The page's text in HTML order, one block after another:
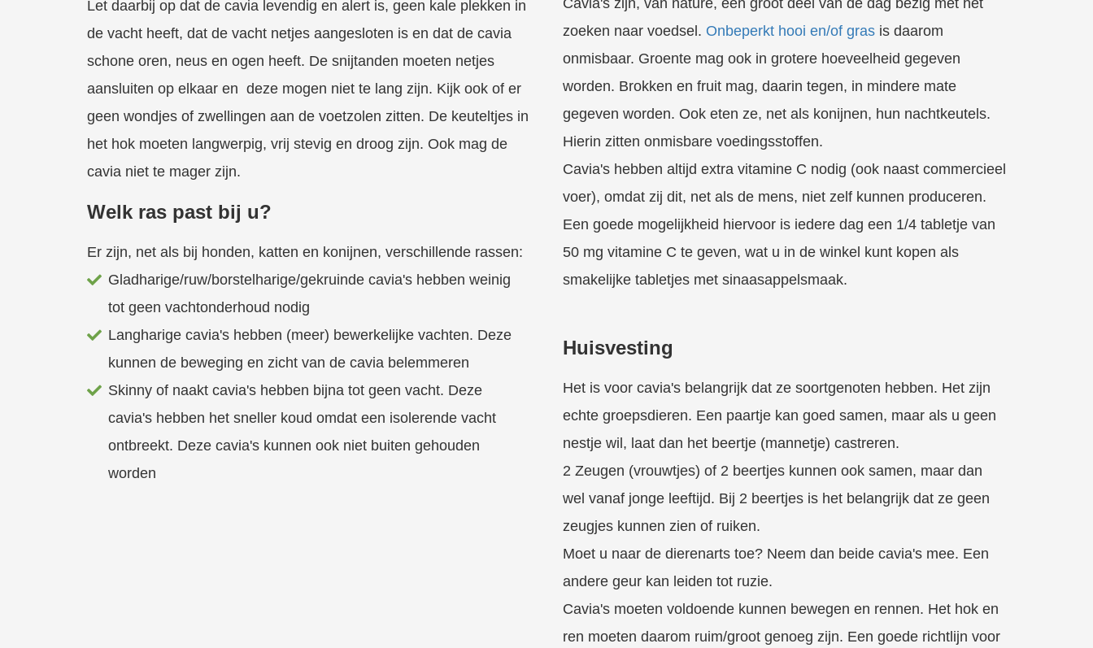
Let daarbij op dat de cavia levendig en alert is, geen kale plekken in
de vacht heeft, dat de vacht netjes aangesloten is en dat de cavia
schone oren, neus en ogen heeft. De snijtanden moeten netjes
aansluiten op elkaar en deze mogen niet te lang zijn. Kijk ook of er
geen wondjes of zwellingen aan de voetzolen zitten. De keuteltjes in
het hok moeten langwerpig, vrij stevig en droog zijn. Ook mag de
cavia niet te mager zijn.
Welk ras past bij u?
Er zijn, net als bij honden, katten en konijnen, verschillende rassen:
Gladharige/ruw/borstelharige/gekruinde cavia's hebben weinig
tot geen vachtonderhoud nodig
Langharige cavia's hebben (meer) bewerkelijke vachten. Deze
kunnen de beweging en zicht van de cavia belemmeren
Skinny of naakt cavia's hebben bijna tot geen vacht. Deze
cavia's hebben het sneller koud omdat een isolerende vacht
ontbreekt. Deze cavia's kunnen ook niet buiten gehouden
worden
zoeken naar voedsel. Onbeperkt hooi en/of gras is daarom
onmisbaar. Groente mag ook in grotere hoeveelheid gegeven
worden. Brokken en fruit mag, daarin tegen, in mindere mate
gegeven worden. Ook eten ze, net als konijnen, hun nachtkeutels.
Hierin zitten onmisbare voedingsstoffen.
Cavia's hebben altijd extra vitamine C nodig (ook naast commercieel
voer), omdat zij dit, net als de mens, niet zelf kunnen produceren.
Een goede mogelijkheid hiervoor is iedere dag een 1/4 tabletje van
50 mg vitamine C te geven, wat u in de winkel kunt kopen als
smakelijke tabletjes met sinaasappelsmaak.
Huisvesting
Het is voor cavia's belangrijk dat ze soortgenoten hebben. Het zijn
echte groepsdieren. Een paartje kan goed samen, maar als u geen
nestje wil, laat dan het beertje (mannetje) castreren.
2 Zeugen (vrouwtjes) of 2 beertjes kunnen ook samen, maar dan
wel vanaf jonge leeftijd. Bij 2 beertjes is het belangrijk dat ze geen
zeugjes kunnen zien of ruiken.
Moet u naar de dierenarts toe? Neem dan beide cavia's mee. Een
andere geur kan leiden tot ruzie.
Cavia's moeten voldoende kunnen bewegen en rennen. Het hok en
ren moeten daarom ruim/groot genoeg zijn. Een goede richtlijn voor